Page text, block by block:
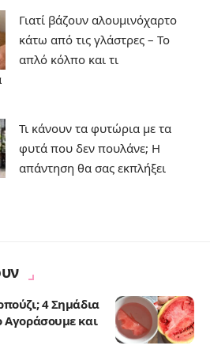
Γιατί βάζουν αλουμινόχαρτο
κάτω από τις γλάστρες – Το
απλό κόλπο και τι
Τι κάνουν τα φυτώρια με τα
φυτά που δεν πουλάνε; Η
απάντηση θα σας εκπλήξει
4 Σημάδια
Αγοράσουμε και